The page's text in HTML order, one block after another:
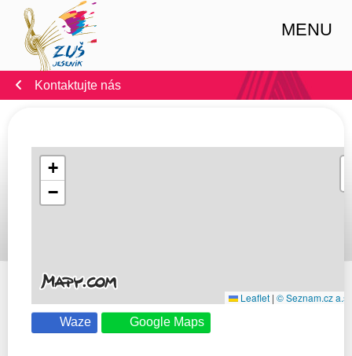
MENU
Kontaktujte nás
+
−
Leaflet | © Seznam.cz
Waze
Google Maps